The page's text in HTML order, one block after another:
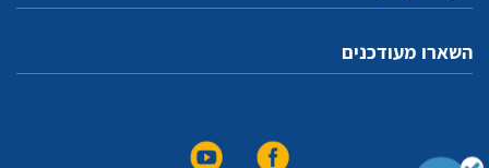
השארו מעודכנים